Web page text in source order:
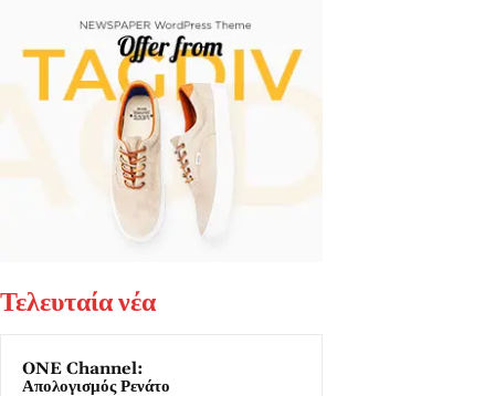
Τελευταία νέα
ONE Channel:
Απολογισμός Ρενάτο